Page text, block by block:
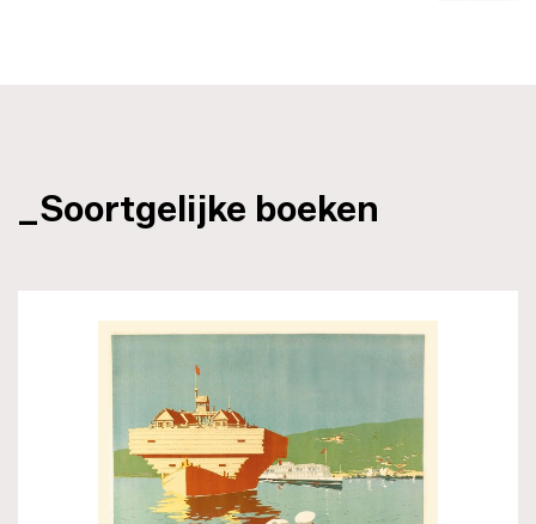
_Soortgelijke boeken